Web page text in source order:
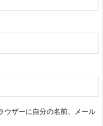
ウザーに自分の名前、メール